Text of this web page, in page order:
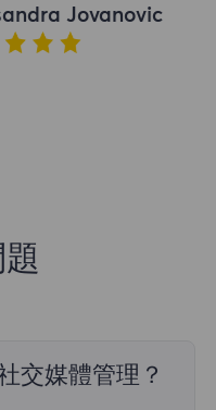
交媒體管理？